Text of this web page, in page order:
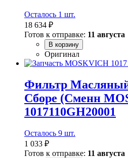
Осталось 1 шт.
18 634 ₽
Готов к отправке: 11 августа
В корзину
Оригинал
Фильтр
Сборе (Сменн
1017110GH20001
Осталось 9 шт.
1 033 ₽
Готов к отправке: 11 августа